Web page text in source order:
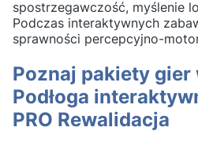
spostrzegawczość, myślenie
Podczas interaktywnych
sprawności percepcyjno-
Poznaj pakiety gier
Podłoga
PRO Rewalidacja